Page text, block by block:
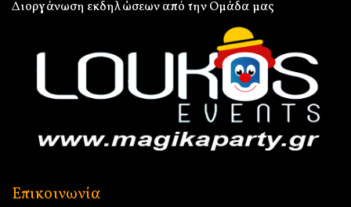
Διοργάνωση εκδηλώσεων από την Ομάδα μας
Επικοινωνία